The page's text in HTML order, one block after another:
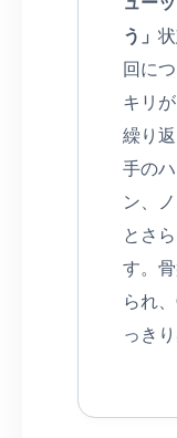
う」
回に
キリ
繰り
手の
ン、
とさ
す。
られ
っき